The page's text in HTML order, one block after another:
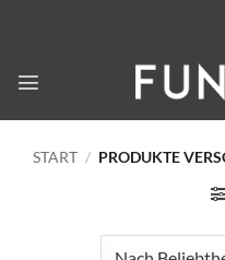
START / PRODUKTE